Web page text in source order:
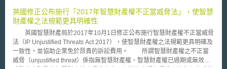
再生能源電氣（FIT法）相關特別措施，且於2017年4月開始引進相關新的
事業計畫及措施。
正確性。Roberto Mata v. Avianca, Inc.案即是因律師利用ChatGPT撰寫訴
狀，卻未重新審視其所提供判決之正確性，以致後續引發訴狀中所描述的判
決不存在爭議。 壹、事件摘要 Roberto Mata v. Avianca, Inc.案[1]中，原告
Roberto Mata於2019年8月搭乘哥倫比亞航空從薩爾瓦多飛往紐約，飛行過
程中膝蓋遭空服員的推車撞傷，並於2022年2月向法院提起訴訟，要求哥倫
比亞航空為空服員的疏失作出賠償；哥倫比亞航空則主張已超過《蒙特婁公
約》（Montreal Convention）第35條所訂之航空器抵達日起兩年內向法院
英國修正公布施行「2017年智慧財產權不正當威脅法」，使智慧
財產權之法規範更具明確性
英國智慧財產局於2017年10月1日修正公布施行智慧財產權不正當威脅
法（IP Unjustified Threats Act 2017），使智慧財產權之法規範更具明確及
一致性，並協助企業免於昂貴的訴訟費用。 所謂智慧財產權之不正當
威脅（unjustified threat）係指無智慧財產權、智慧財產權已過期或無效、